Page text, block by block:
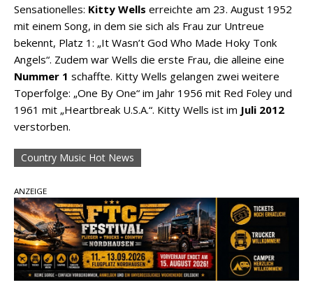
Sensationelles: Kitty Wells erreichte am 23. August 1952
mit einem Song, in dem sie sich als Frau zur Untreue
bekennt, Platz 1: „It Wasn’t God Who Made Hoky Tonk
Angels“. Zudem war Wells die erste Frau, die alleine eine
Nummer 1 schaffte. Kitty Wells gelangen zwei weitere
Toperfolge: „One By One“ im Jahr 1956 mit Red Foley und
1961 mit „Heartbreak U.S.A.“. Kitty Wells ist im Juli 2012
verstorben.
Country Music Hot News
ANZEIGE